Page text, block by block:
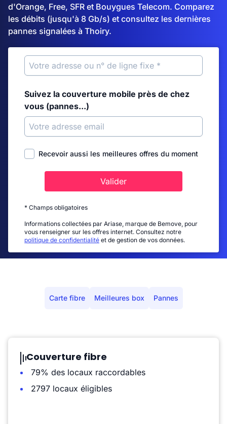
d'Orange, Free, SFR et Bouygues Telecom. Comparez
les débits (jusqu'à 8 Gb/s) et consultez les dernières
pannes signalées à Thoiry.
Suivez la couverture mobile près de chez
vous (pannes...)
Recevoir aussi les meilleures offres du moment
Valider
* Champs obligatoires
Informations collectées par Ariase, marque de Bemove, pour
vous renseigner sur les offres internet. Consultez notre
politique de confidentialité et de gestion de vos données.
Carte fibre Meilleures box Pannes
Couverture fibre
79% des locaux raccordables
2797 locaux éligibles